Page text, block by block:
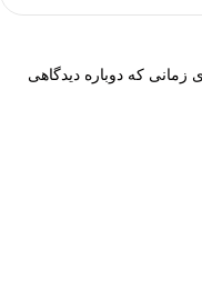
زمانی که دوباره دیدگاهی